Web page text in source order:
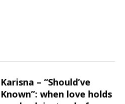
Karisna – “Should’ve
Known”: when love holds